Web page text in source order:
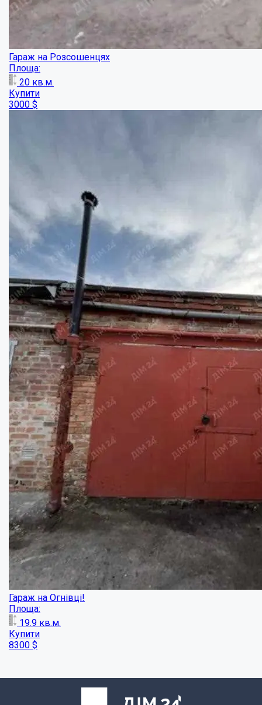
Гараж на Огнівці!
Площа:
19.9кв.м.
Комерція в центральній частині міста по ...
Площа:
37кв.м.
Купити
18000